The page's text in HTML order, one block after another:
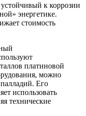
к коррозии
энергетике.
стоимость
платиновой
можно
Его
использовать
технические